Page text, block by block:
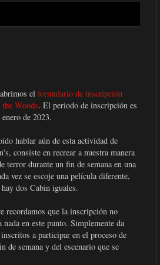
elformulario de inscripción
Woods. El periodo de inscripción es
de 2023.
hablar aún de esta actividad de
consiste en recrear a nuestra manera
terror durante un fin de semana en una
vez se escoje una película diferente,
dos Cabin iguales.
recordamos que la inscripción no
nada en este punto. Simplemente da
a participar en el proceso de
de semana y del escenario que se